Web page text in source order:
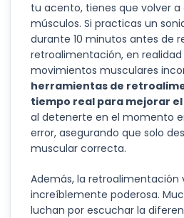
tu acento, tienes que volver a
músculos. Si practicas un
durante 10 minutos antes de
retroalimentación, en
movimientos musculares
herramientas de
tiempo real para mejorar
al detenerte en el momento
error, asegurando que solo
muscular correcta.
Además, la retroalimentación
increíblemente poderosa.
luchan por escuchar la